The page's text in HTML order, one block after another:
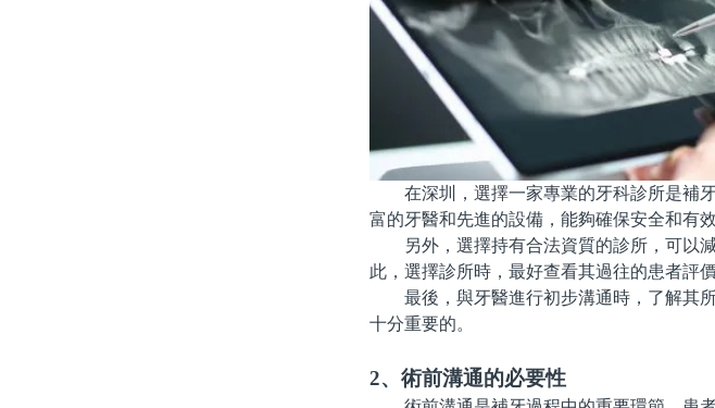
在深圳，選擇一家專業的牙科診所是補牙
富的牙醫和先進的設備，能夠確保安全和有效
另外，選擇持有合法資質的診所，可以減
此，選擇診所時，最好查看其過往的患者評
最後，與牙醫進行初步溝通時，了解其所
十分重要的。
2、術前溝通的必要性